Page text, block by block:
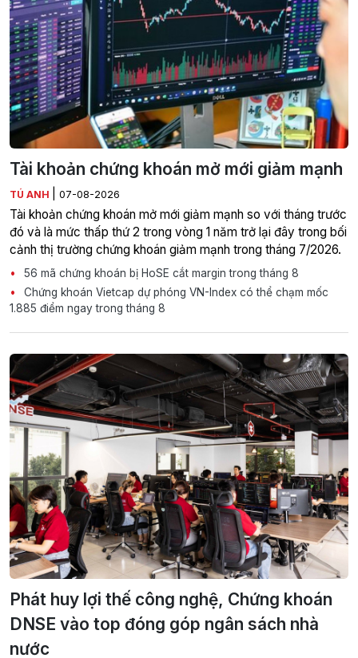
Tài khoản chứng khoán mở mới giảm mạnh
TÚ ANH 07-08-2026
Tài khoản chứng khoán mở mới giảm mạnh so với tháng trước
đó và là mức thấp thứ 2 trong vòng 1 năm trở lại đây trong bối
cảnh thị trường chứng khoán giảm mạnh trong tháng 7/2026.
56 mã chứng khoán bị HoSE cắt margin trong tháng 8
Chứng khoán Vietcap dự phóng VN-Index có thể chạm mốc
1.885 điểm ngay trong tháng 8
Phát huy lợi thế công nghệ, Chứng khoán
DNSE vào top đóng góp ngân sách nhà
nước